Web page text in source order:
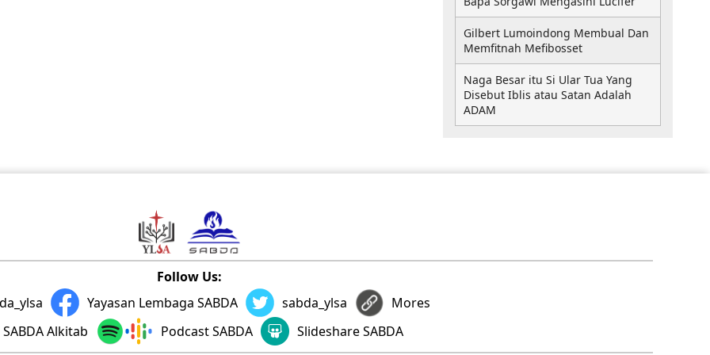
Gilbert Lumoindong Membual Dan
Memfitnah Mefibosset
Naga Besar itu Si Ular Tua Yang
Disebut Iblis atau Satan Adalah
ADAM
Follow Us:
Yayasan Lembaga SABDA sabda_ylsa
Mores
SABDA Alkitab
Podcast SABDA Slideshare SABDA